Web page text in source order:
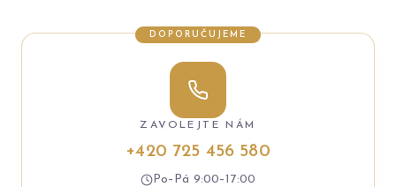
DOPORUČUJEME
ZAVOLEJTE NÁM
+420 725 456 580
Po–Pá 9:00–17:00